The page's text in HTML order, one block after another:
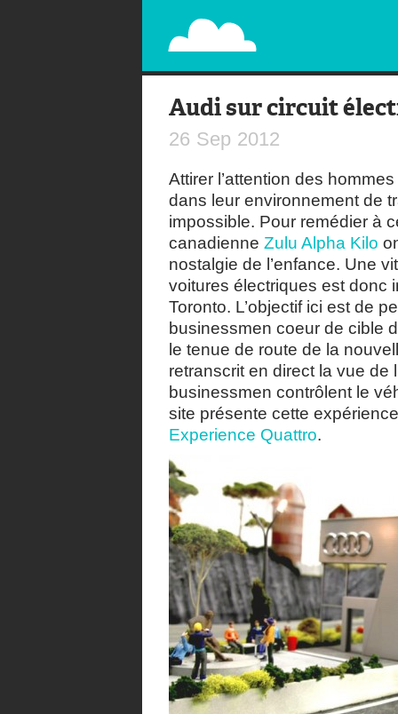
PAPERPLANE
STREET, AMBIENT, GUÉRILLA MARKETING
Audi sur circuit
26 Sep 2012
Attirer l’attention des
dans leur environnement de
impossible. Pour remédier à
canadienne Zulu Alpha Kilo
nostalgie de l’enfance. Une
voitures électriques est donc
Toronto. L’objectif ici est de
businessmen coeur de cible
le tenue de route de la
retranscrit en direct la vue de
businessmen contrôlent le
site présente cette
Experience Quattro.